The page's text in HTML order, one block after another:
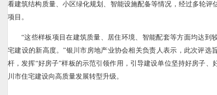
看建筑结构质量、小区绿化规划、智能设施配备等情况，经过多轮评
项目。
“这些样板项目在建筑质量、居住环境、智能配套等方面均达到
宅建设的新高度。”银川市房地产业协会相关负责人表示，此次评选
杆，发挥“好房子”样板的示范引领作用，引导建设单位坚持好房子、
川市住宅建设向高质量发展转型升级。